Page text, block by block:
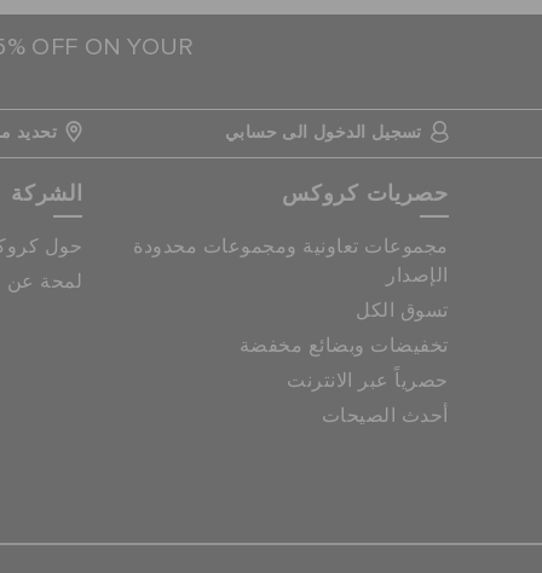
OFF ON YOUR
تسجيل الدخول الى حسابي تحديد
حصريات كروكس
مجموعات تعاونية ومجموعات محدودة
الإصدار
تسوق الكل
تخفيضات وبضائع مخفضة
حصرياً عبر الانترنت
أحدث الصيحات
الشركة
حول
لمحة عن